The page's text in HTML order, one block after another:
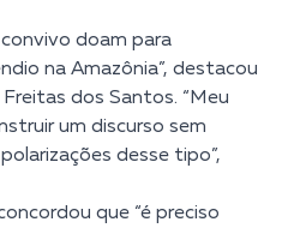
doam para
na Amazônia”, destacou
dos Santos. “Meu
um discurso sem
desse tipo”,
que “é preciso